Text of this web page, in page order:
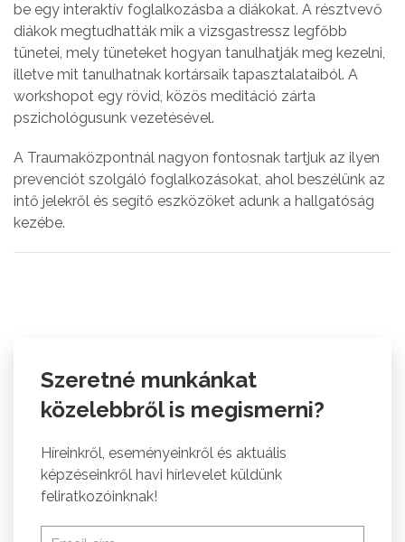
be egy interaktív foglalkozásba a diákokat. A résztvevő
diákok megtudhatták mik a vizsgastressz legfőbb
tünetei, mely tüneteket hogyan tanulhatják meg kezelni,
illetve mit tanulhatnak kortársaik tapasztalataiból. A
workshopot egy rövid, közös meditáció zárta
pszichológusunk vezetésével.
A Traumaközpontnál nagyon fontosnak tartjuk az ilyen
prevenciót szolgáló foglalkozásokat, ahol beszélünk az
intő jelekről és segítő eszközöket adunk a hallgatóság
kezébe.
Szeretné munkánkat
közelebbről is megismerni?
Híreinkről, eseményeinkről és aktuális
képzéseinkről havi hírlevelet küldünk
feliratkozóinknak!